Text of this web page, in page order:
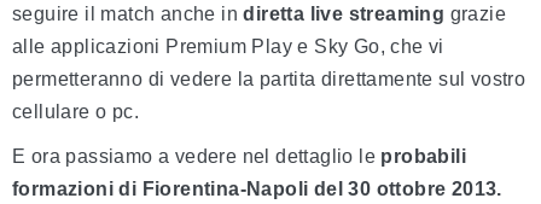
seguire il match anche indiretta live streaming grazie
alle applicazioni Premium Play e Sky Go, che vi
permetteranno di vedere la partita direttamente sul vostro
cellulare o pc.
E ora passiamo a vedere nel dettaglio le probabili
formazioni di Fiorentina-Napoli del 30 ottobre 2013.